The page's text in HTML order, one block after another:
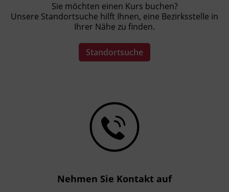
Hinweis
handelt, benötigen Sie ein Gerät (PC,
Notebook, Tablet, Smartphone) mit
Zahlungseingang.
Start jederzeit möglich!
Sie möchten einen Kurs buchen?
Unsere Standortsuche hilft Ihnen, eine Bezirksstelle in
Ihrer Nähe zu finden.
Standortsuche
Nehmen Sie Kontakt auf